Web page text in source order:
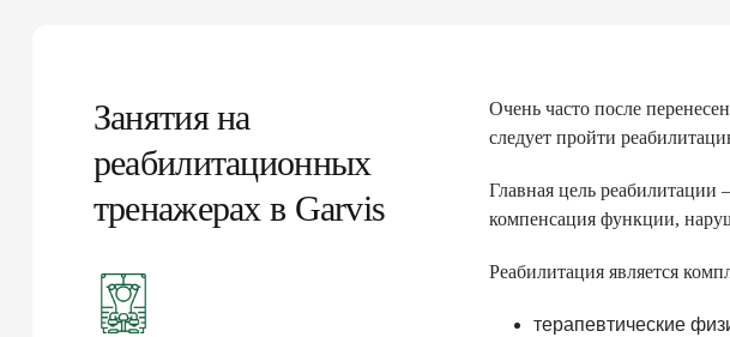
Занятия на
реабилитационных
тренажерах в Garvis
Очень часто после
следует пройти
Главная цель реабилитации
компенсация функции,
Реабилитация является
терапевтические